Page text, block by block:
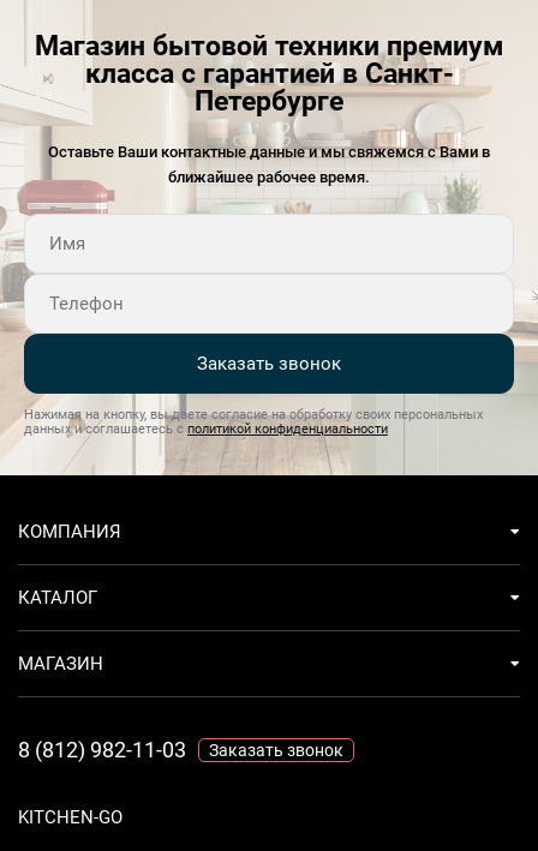
Магазин бытовой техники премиум
класса с гарантией в Санкт-
Петербурге
Оставьте Ваши контактные данные и мы свяжемся с Вами в
ближайшее рабочее время.
Заказать звонок
Нажимая на кнопку, вы даете согласие на обработку своих персональных
данных и соглашаетесь с политикой конфиденциальности
KITCHEN-GO
КОМПАНИЯ
КАТАЛОГ
МАГАЗИН
8 (812) 982-11-03 Заказать звонок